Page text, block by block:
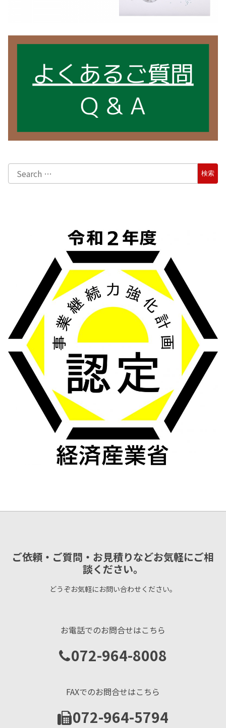
ご依頼・ご質問・お見積りなどお気軽にご相
談ください。
どうぞお気軽にお問い合わせください。
お電話でのお問合せはこちら
072-964-8008
FAXでのお問合せはこちら
072-964-5794